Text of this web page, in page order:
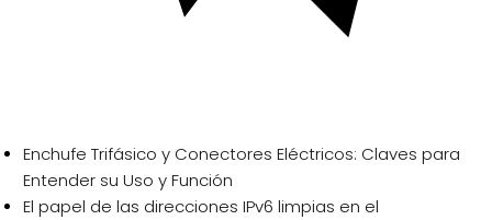
Enchufe Trifásico y Conectores Eléctricos: Claves para
Entender su Uso y Función
El papel de las direcciones IPv6 limpias en el